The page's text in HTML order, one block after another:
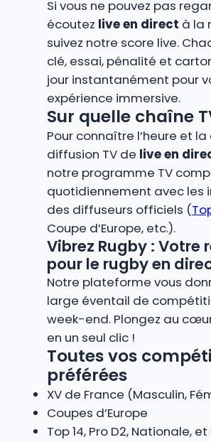
Si vous ne pouvez pas
écoutez live en direct à la
suivez notre score live.
clé, essai, pénalité et
jour instantanément pour
expérience immersive.
Sur quelle chaîne
Pour connaître l’heure et
diffusion TV de live en
notre programme TV
quotidiennement avec les
des diffuseurs officiels (
Coupe d’Europe, etc.).
Vibrez Rugby : Votre
pour le rugby en
Notre plateforme vous
large éventail de
week-end. Plongez au
en un seul clic !
Toutes vos
préférées
XV de France (Masculin,
Coupes d’Europe
Top 14, Pro D2, Nationale,